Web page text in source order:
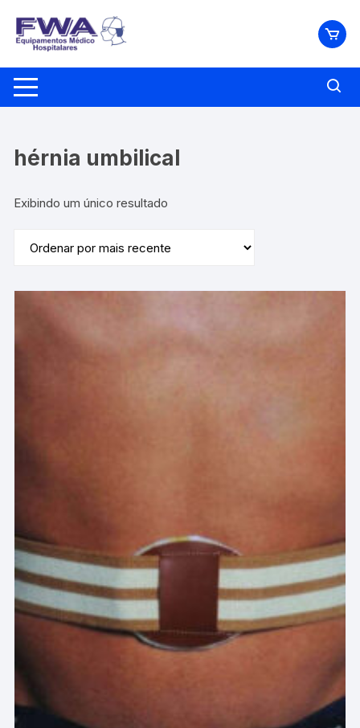
para
conteúdo
hérnia umbilical
Exibindo um único resultado